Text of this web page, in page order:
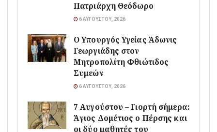
Πατριάρχη Θεόδωρο
6 ΑΥΓΟΎΣΤΟΥ, 2026
O Υπουργός Υγείας Άδωνις
Γεωργιάδης στον
Μητροπολίτη Φθιώτιδος
Συμεών
6 ΑΥΓΟΎΣΤΟΥ, 2026
7 Αυγούστου – Γιορτή σήμερα:
Άγιος Δομέτιος ο Πέρσης και
οι δύο μαθητές του